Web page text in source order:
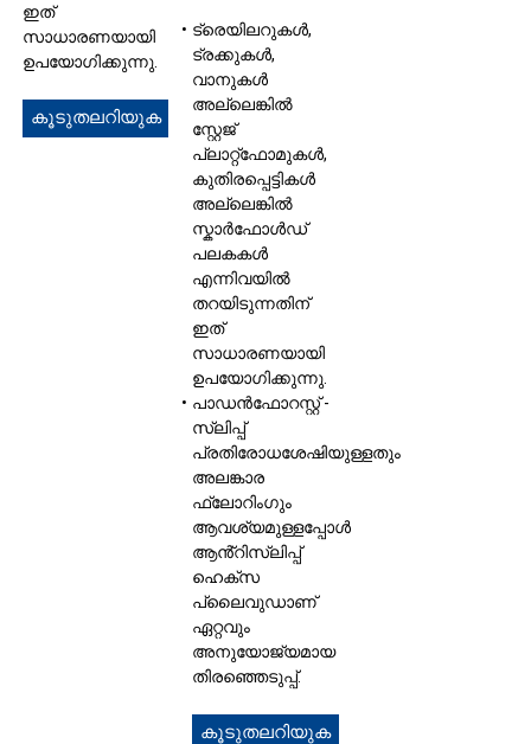
ഇത്
സാധാരണയായി
ഉപയോഗിക്കുന്നു.
കൂടുതലറിയുക
ട്രെയിലറുകൾ,
ട്രക്കുകൾ,
വാനുകൾ
അല്ലെങ്കിൽ
സ്റ്റേജ്
പ്ലാറ്റ്‌ഫോമുകൾ,
കുതിരപ്പെട്ടികൾ
അല്ലെങ്കിൽ
സ്കാർഫോൾഡ്
പലകകൾ
എന്നിവയിൽ
തറയിടുന്നതിന്
ഇത്
സാധാരണയായി
ഉപയോഗിക്കുന്നു.
പാഡൻഫോറസ്റ്റ് -
സ്ലിപ്പ്
പ്രതിരോധശേഷിയുള്ളതും
അലങ്കാര
ഫ്ലോറിംഗും
ആവശ്യമുള്ളപ്പോൾ
ആൻ്റിസ്ലിപ്പ്
ഹെക്‌സ
പ്ലൈവുഡാണ്
ഏറ്റവും
അനുയോജ്യമായ
തിരഞ്ഞെടുപ്പ്.
കൂടുതലറിയുക